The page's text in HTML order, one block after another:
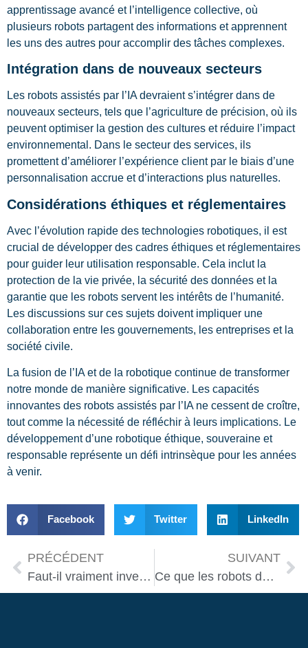
apprentissage avancé et l’intelligence collective, où
plusieurs robots partagent des informations et apprennent
les uns des autres pour accomplir des tâches complexes.
Intégration dans de nouveaux secteurs
Les robots assistés par l’IA devraient s’intégrer dans de
nouveaux secteurs, tels que l’agriculture de précision, où ils
peuvent optimiser la gestion des cultures et réduire l’impact
environnemental. Dans le secteur des services, ils
promettent d’améliorer l’expérience client par le biais d’une
personnalisation accrue et d’interactions plus naturelles.
Considérations éthiques et réglementaires
Avec l’évolution rapide des technologies robotiques, il est
crucial de développer des cadres éthiques et réglementaires
pour guider leur utilisation responsable. Cela inclut la
protection de la vie privée, la sécurité des données et la
garantie que les robots servent les intérêts de l’humanité.
Les discussions sur ces sujets doivent impliquer une
collaboration entre les gouvernements, les entreprises et la
société civile.
La fusion de l’IA et de la robotique continue de transformer
notre monde de manière significative. Les capacités
innovantes des robots assistés par l’IA ne cessent de croître,
tout comme la nécessité de réfléchir à leurs implications. Le
développement d’une robotique éthique, souveraine et
responsable représente un défi intrinsèque pour les années
à venir.
Facebook Twitter LinkedIn
PRÉCÉDENT
Faut-il vraiment investir dans un robot ménager en 2025 ?
SUIVANT
Ce que les robots domestiques Apple pourraient changer dans nos maisons